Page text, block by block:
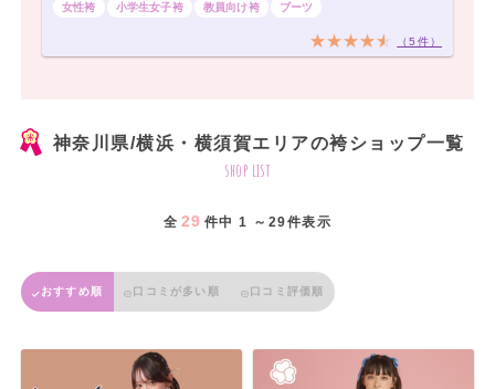
女性袴
小学生女子袴 教員向け袴 ブーツ
（5件）
神奈川県/横浜・横須賀エリアの袴ショップ一覧
shop list
全 29 件中 1 ～29件表示
おすすめ順 口コミが多い順 口コミ評価順